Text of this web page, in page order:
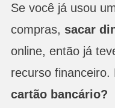
Se você já usou
compras, sacar
online, então já
recurso financeiro.
cartão bancário?